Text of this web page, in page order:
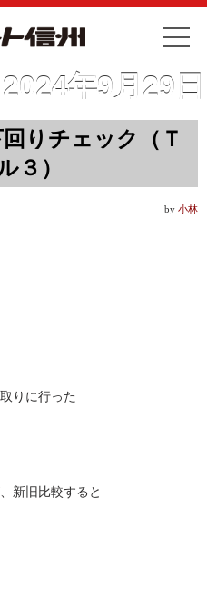
2024年9月29日
りチェック（Ｔ
３）
by 小林
りに行った
新旧比較すると